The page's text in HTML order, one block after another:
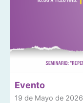
Evento
19 de Mayo de 2026